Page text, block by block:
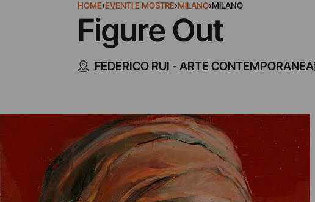
HOME›EVENTI E MOSTRE›MILANO›MILANO
Figure Out
FEDERICO RUI - ARTE CONTEMPORANEA